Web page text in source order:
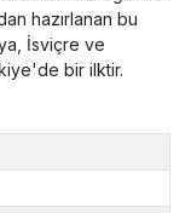
hazırlanan bu
İsviçre ve
bir ilktir.